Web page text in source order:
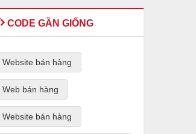
CODE GẦN GIỐNG
Website bán hàng
Web bán hàng
Website bán hàng